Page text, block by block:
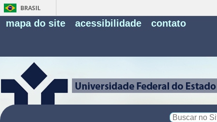
BRASIL
mapa do site acessibilidade contato